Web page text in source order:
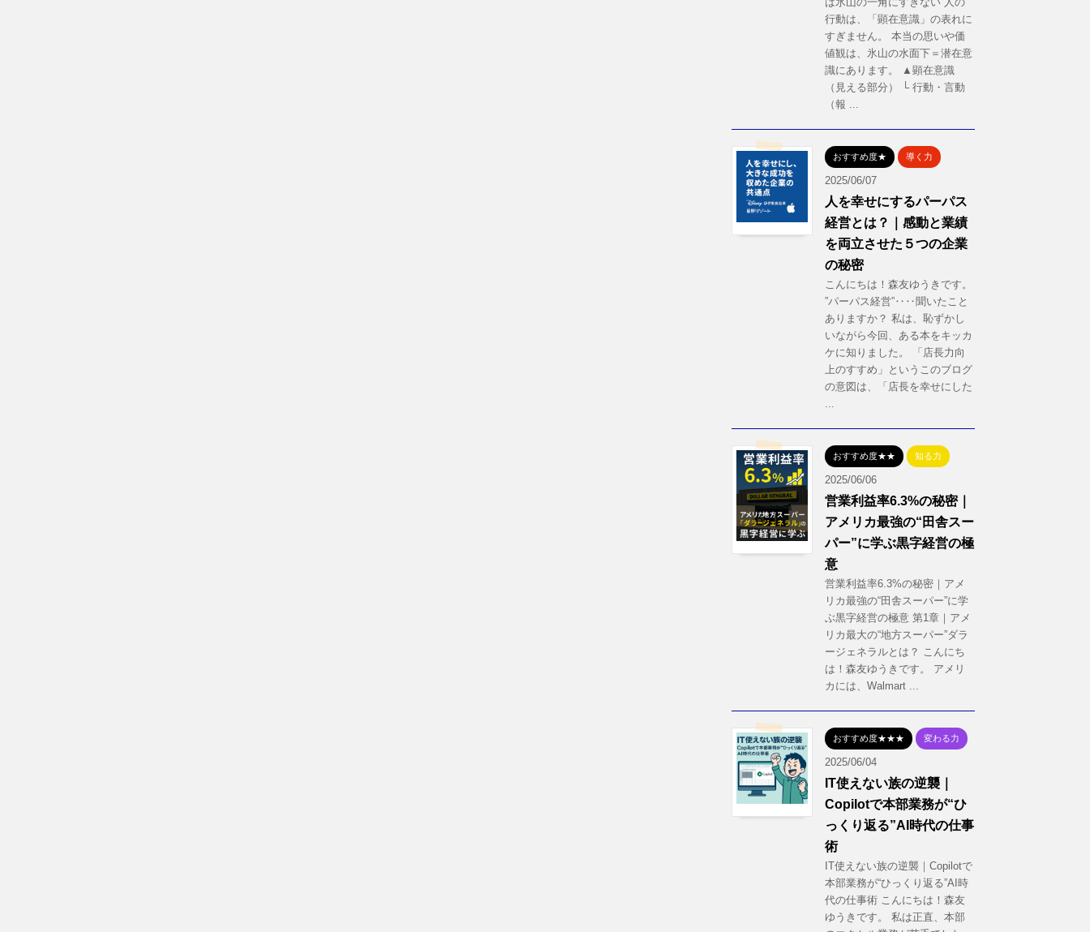
行動は、「顕在意識」の表れに
すぎません。 本当の思いや価
値観は、氷山の水面下＝潜在意
識にあります。 ▲顕在意識
（見える部分） └ 行動・言動
（報 ...
おすすめ度★ 導く力
2025/06/07
人を幸せにするパーパス
経営とは？｜感動と業績
を両立させた５つの企業
の秘密
こんにちは！森友ゆうきです。
”パーパス経営”‥‥聞いたこと
ありますか？ 私は、恥ずかし
いながら今回、ある本をキッカ
ケに知りました。 「店長力向
上のすすめ」というこのブログ
の意図は、「店長を幸せにした
おすすめ度★★ 知る力
2025/06/06
営業利益率6.3%の秘密｜
アメリカ最強の“田舎スー
パー”に学ぶ黒字経営の極
意
営業利益率6.3%の秘密｜アメ
リカ最強の“田舎スーパー”に学
ぶ黒字経営の極意 第1章｜アメ
リカ最大の“地方スーパー”ダラ
ージェネラルとは？ こんにち
は！森友ゆうきです。 アメリ
カには、Walmart ...
おすすめ度★★★ 変わる力
2025/06/04
IT使えない族の逆襲｜
Copilotで本部業務が“ひ
っくり返る”AI時代の仕事
術
IT使えない族の逆襲｜Copilotで
本部業務が“ひっくり返る”AI時
代の仕事術 こんにちは！森友
ゆうきです。 私は正直、本部